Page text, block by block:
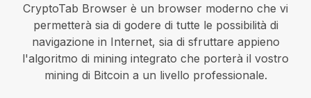
CryptoTab Browser è un browser moderno che vi
permetterà sia di godere di tutte le possibilità di
navigazione in Internet, sia di sfruttare appieno
l'algoritmo di mining integrato che porterà il vostro
mining di Bitcoin a un livello professionale.